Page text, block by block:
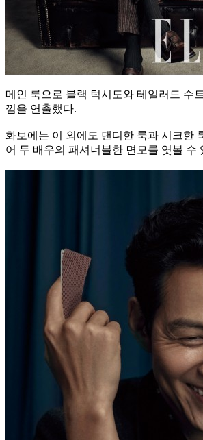
메인 룩으로 블랙 턱시도와 테일러드 수
낌을 연출했다.
화보에는 이 외에도 댄디한 룩과 시크한
어 두 배우의 패셔너블한 면모를 엿볼 수